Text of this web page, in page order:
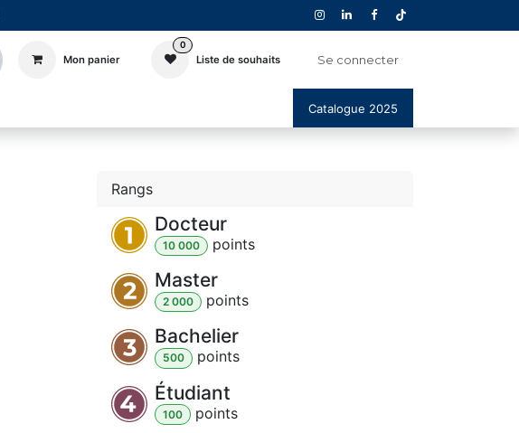
Mon panier
0
Liste de souhaits Se connecter
Catalogue 2025
Rangs
Docteur
10 000 points
Master
2 000 points
Bachelier
500 points
Étudiant
100 points